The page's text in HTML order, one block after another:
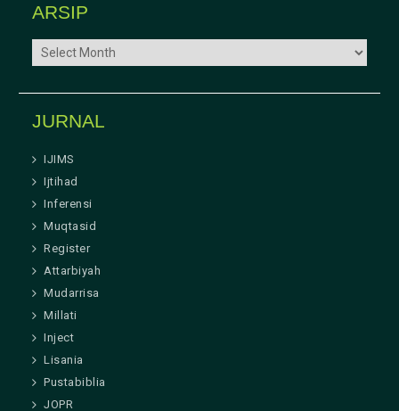
ARSIP
ARSIP
JURNAL
IJIMS
Ijtihad
Inferensi
Muqtasid
Register
Attarbiyah
Mudarrisa
Millati
Inject
Lisania
Pustabiblia
JOPR